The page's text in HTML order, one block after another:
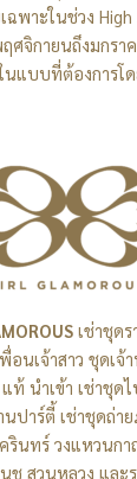
ฉพาะในช่วง
ศจิกายนถึงมกรา
นแบบที่ต้องการโ
เช่าชุด
อนเจ้าสาว ชุดเ
นำเข้า เช่าชุดไ
นปาร์ตี้ เช่าชุดถ่า
รินทร์ วงแหวนกา
ช สวนหลวง และ